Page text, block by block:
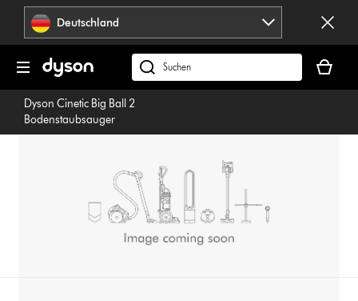
Navigation
überspringenDeutschland
dyson.de
durchsuchen
ist
Dyson Cinetic Big Ball 2
Bodenstaubsauger